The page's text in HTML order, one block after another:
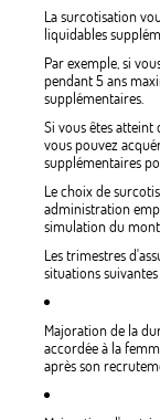
La surcotisation
liquidables
Par exemple, si
pendant 5 ans
supplémentaires.
Si vous êtes
vous pouvez
supplémentaires
Le choix de
administration
simulation du
Les trimestres
situations
Majoration de la
accordée à la
après son